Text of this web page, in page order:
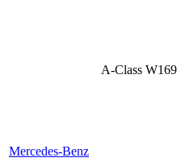
Mercedes-Benz
A-Class W169